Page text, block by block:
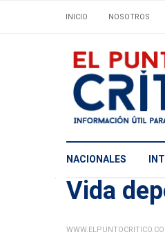
INICIO NOSOTROS
NACIONALES
Vida